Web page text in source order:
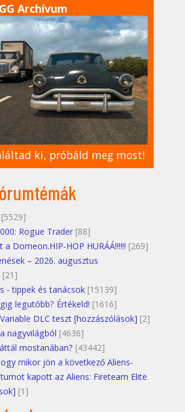
GG Archívum
ki, próbáld meg most!
[5529]
Rogue Trader [88]
Domeon.HIP-HOP HURÁÁ!!!!!! [269]
– 2026. augusztus
[21]
- tippek és tanácsok [15139]
legutóbb? Értékeld! [1616]
DLC teszt [hozzászólások] [2]
nagyvilágból [4636]
mostanában? [43442]
mikor jön a következő Aliens-
kapott az Aliens: Fireteam Elite
[1]